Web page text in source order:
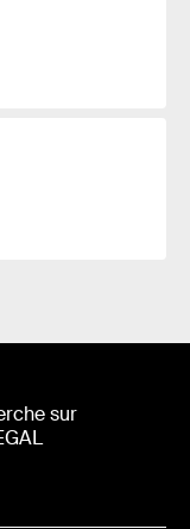
sur